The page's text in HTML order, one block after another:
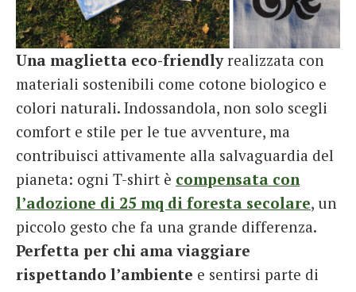
Una maglietta eco-friendlyrealizzata con
materiali sostenibili come cotone biologico e
colori naturali. Indossandola, non solo scegli
comfort e stile per le tue avventure, ma
contribuisci attivamente alla salvaguardia del
pianeta: ogni T-shirt è compensata con
l’adozione di 25 mq di foresta secolare, un
piccolo gesto che fa una grande differenza.
Perfetta per chi ama viaggiare
rispettando l’ambiente e sentirsi parte di